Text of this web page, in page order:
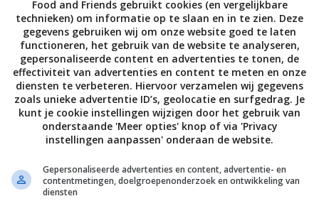
aan de kook en voeg de polenta al roerend toe. Blijf
in ca. 20 minuten tot een stevige pap. Voeg de boter en
en breng evt. op smaak met extra zout. Schep de massa op
tot een dikte van ongeveer 1 cm.
afkoelen en snijd er driehoekjes, ruitjes of rondjes uit. Verhit
en bak er kort wat blaadjes salie in zodat ze krokant
polenta in hete olie krokant aan beide kanten (dit duurt
op elk stukje wat tapenade en bestrooi met de krokante
Food and Friends gebruikt cookies (en vergelijkbare
technieken) om informatie op te slaan en in te zien. Deze
gegevens gebruiken wij om onze website goed te laten
functioneren, het gebruik van de website te analyseren,
gepersonaliseerde content en advertenties te tonen, de
effectiviteit van advertenties en content te meten en onze
diensten te verbeteren. Hiervoor verzamelen wij gegevens
zoals unieke advertentie ID’s, geolocatie en surfgedrag. Je
kunt je cookie instellingen wijzigen door het gebruik van
onderstaande 'Meer opties' knop of via 'Privacy
instellingen aanpassen' onderaan de website.
Gepersonaliseerde advertenties en content, advertentie- en
contentmetingen, doelgroepenonderzoek en ontwikkeling van
diensten